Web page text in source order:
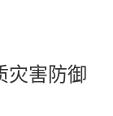
灾害防御